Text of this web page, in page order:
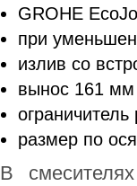
GROHE
при
излив со
вынос 161 мм
размер по
В